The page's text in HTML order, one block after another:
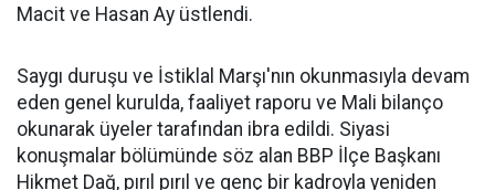
Macit ve Hasan Ay üstlendi.
Saygı duruşu ve İstiklal Marşı'nın okunmasıyla devam
eden genel kurulda, faaliyet raporu ve Mali bilanço
okunarak üyeler tarafından ibra edildi. Siyasi
konuşmalar bölümünde söz alan BBP İlçe Başkanı
Hikmet Dağ, pırıl pırıl ve genç bir kadroyla yeniden